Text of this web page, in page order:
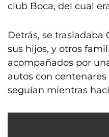
club Boca, del cual
Detrás, se trasladaba
sus hijos, y otros
acompañados por
autos con
seguían mientras